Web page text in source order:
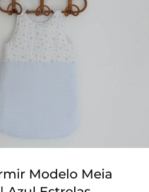
Modelo Meia